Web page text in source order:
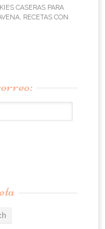
CASERAS PARA
, RECETAS CON